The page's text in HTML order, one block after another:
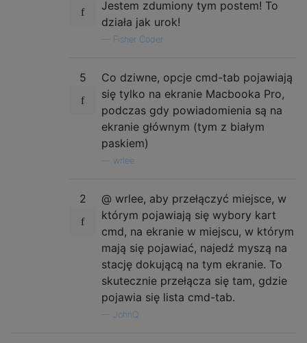
Jestem zdumiony tym postem! To
działa jak urok!
Fisher Coder
5
Co dziwne, opcje cmd-tab pojawiają
się tylko na ekranie Macbooka Pro,
podczas gdy powiadomienia są na
ekranie głównym (tym z białym
paskiem)
wrlee
2
@ wrlee, aby przełączyć miejsce, w
którym pojawiają się wybory kart
cmd, na ekranie w miejscu, w którym
mają się pojawiać, najedź myszą na
stację dokującą na tym ekranie. To
skutecznie przełącza się tam, gdzie
pojawia się lista cmd-tab.
JohnQ